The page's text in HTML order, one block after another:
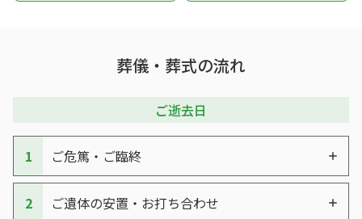
葬儀・葬式の流れ
ご逝去日
1 ご危篤・ご臨終
2 ご遺体の安置・お打ち合わせ